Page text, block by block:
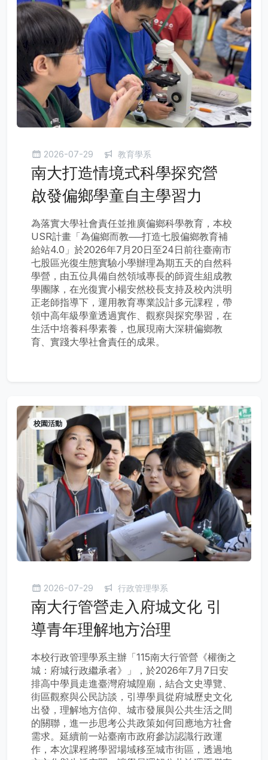
2026-07-29 教育學系
南大打造情境式科學探究營
啟發偏鄉學童自主學習力
為落實大學社會責任並推廣偏鄉科學教育，本校
USR計畫「為偏鄉而教──打造七股偏鄉教育補
給站4.0」於2026年7月20日至24日前往臺南市
七股區光復生態實驗小學辦理為期五天的自然科
學營，由五位具備自然領域專長的師資生組成教
學團隊，在光復實小楊安然校長支持及校內洪明
正老師指導下，運用教育專業設計多元課程，帶
領中高年級學童透過實作、觀察與探究學習，在
生活中培養科學素養，也展現南大深耕偏鄉教
育、實踐大學社會責任的成果。
校園活動
2026-07-29 行政管理學系
南大行管營走入府城文化 引
導青年理解地方治理
本校行政管理學系主辦「115南大行管營《權衡之
城：府城行政繼承者》」，於2026年7月7日安
排高中學員走進臺灣府城隍廟，結合文史導覽、
街區觀察與公民訪談，引導學員從府城歷史文化
出發，理解地方信仰、城市發展與公共生活之間
的關聯，進一步思考公共政策如何回應地方社會
需求。延續前一站臺南市政府參訪認識行政運
作，本次課程將學習場域移至城市街區，透過地